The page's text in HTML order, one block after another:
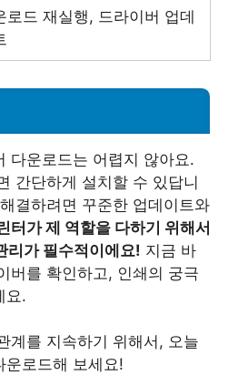
로드 재실행, 드라이버 업데
다운로드는 어렵지 않아요.
간단하게 설치할 수 있답니
결하려면 꾸준한 업데이트와
터가 제 역할을 다하기 위해서
리가 필수적이에요! 지금 바
버를 확인하고, 인쇄의 궁극
요.
계를 지속하기 위해서, 오늘
운로드해 보세요!